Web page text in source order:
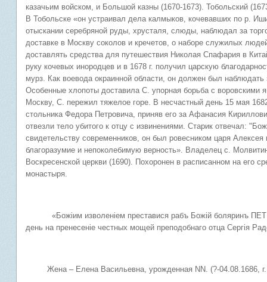
казачьим войском, и Большой казны (1670-1673). Тобольский
В Тобольске «он устраивал дела калмыков, кочевавших по р.
отыскании серебряной руды, хрусталя, слюды, наблюдал за
доставке в Москву соколов и кречетов, о наборе служилых
доставлять средства для путешествия Николая Спафария в
руку кочевых инородцев и в 1678 г. получил царскую
мурз. Как воевода окраинной области, он должен был
Особенные хлопоты доставила С. упорная борьба с воровскими
Москву, С. пережил тяжелое горе. В несчастный день 15 мая
стольника Федора Петровича, приняв его за Афанасия
отвезли тело убитого к отцу с извинениями. Старик отвечал:
свидетельству современников, он был ровесником царя
благоразумие и непоколебимую верность». Владелец с.
Воскресенской церкви (1690). Похоронен в расписанном на его
монастыря.
«Божiим изволенiем преставися рабъ Божiй боляринъ
день на пренесенiе честных мощей преподобнаго отца Сергiя
Жена – Елена Васильевна, урожденная NN. (?-04.08.1686, г.